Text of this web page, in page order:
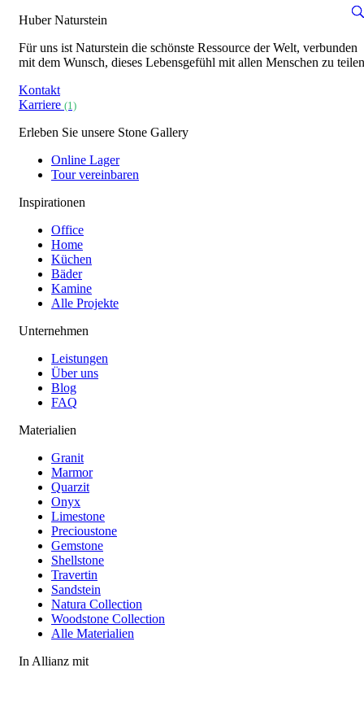
Huber Naturstein
Für uns ist Naturstein die schönste Ressource der Welt, verbunden
mit dem Wunsch, dieses Lebensgefühl mit allen Menschen zu
Kontakt
Karriere (1)
Erleben Sie unsere Stone Gallery
Online Lager
Tour vereinbaren
Inspirationen
Office
Home
Küchen
Bäder
Kamine
Alle Projekte
Unternehmen
Leistungen
Über uns
Blog
FAQ
Materialien
Granit
Marmor
Quarzit
Onyx
Limestone
Precioustone
Gemstone
Shellstone
Travertin
Sandstein
Natura Collection
Woodstone Collection
Alle Materialien
In Allianz mit